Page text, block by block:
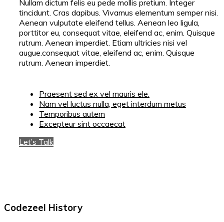
Nullam dictum felis eu pede mollis pretium. Integer
tincidunt. Cras dapibus. Vivamus elementum semper nisi.
Aenean vulputate eleifend tellus. Aenean leo ligula,
porttitor eu, consequat vitae, eleifend ac, enim. Quisque
rutrum. Aenean imperdiet. Etiam ultricies nisi vel
augue.consequat vitae, eleifend ac, enim. Quisque
rutrum. Aenean imperdiet.
Praesent sed ex vel mauris ele.
Nam vel luctus nulla, eget interdum metus
Temporibus autem
Excepteur sint occaecat
Let’s Talk
Codezeel History